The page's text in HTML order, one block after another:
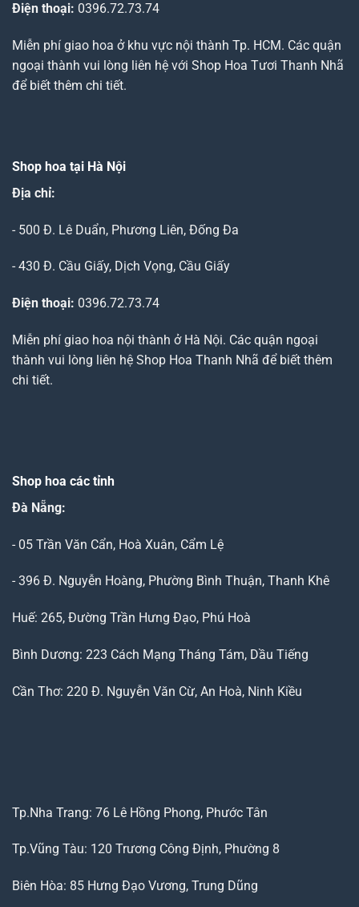
Điện thoại: 0396.72.73.74
Miễn phí giao hoa ở khu vực nội thành Tp. HCM. Các quận
ngoại thành vui lòng liên hệ với Shop Hoa Tươi Thanh Nhã
để biết thêm chi tiết.
Shop hoa tại Hà Nội
Địa chỉ:
- 500 Đ. Lê Duẩn, Phương Liên, Đống Đa
- 430 Đ. Cầu Giấy, Dịch Vọng, Cầu Giấy
Điện thoại: 0396.72.73.74
Miễn phí giao hoa nội thành ở Hà Nội. Các quận ngoại
thành vui lòng liên hệ Shop Hoa Thanh Nhã để biết thêm
chi tiết.
Shop hoa các tỉnh
Đà Nẵng:
- 05 Trần Văn Cẩn, Hoà Xuân, Cẩm Lệ
- 396 Đ. Nguyễn Hoàng, Phường Bình Thuận, Thanh Khê
Huế: 265, Đường Trần Hưng Đạo, Phú Hoà
Bình Dương: 223 Cách Mạng Tháng Tám, Dầu Tiếng
Cần Thơ: 220 Đ. Nguyễn Văn Cừ, An Hoà, Ninh Kiều
Tp.Nha Trang: 76 Lê Hồng Phong, Phước Tân
Tp.Vũng Tàu: 120 Trương Công Định, Phường 8
Biên Hòa: 85 Hưng Đạo Vương, Trung Dũng